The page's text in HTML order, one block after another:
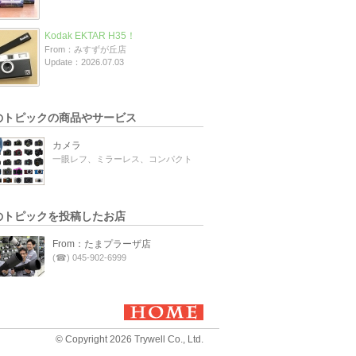
Kodak EKTAR H35！
From：みすずが丘店
Update：2026.07.03
トピックの商品やサービス
カメラ
一眼レフ、ミラーレス、コンパクト
トピックを投稿したお店
From：たまプラーザ店
(☎) 045-902-6999
© Copyright 2026 Trywell Co., Ltd.